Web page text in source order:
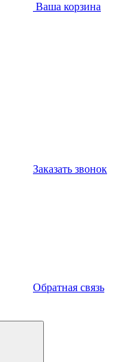
Ваша корзина
Заказать звонок
Обратная связь